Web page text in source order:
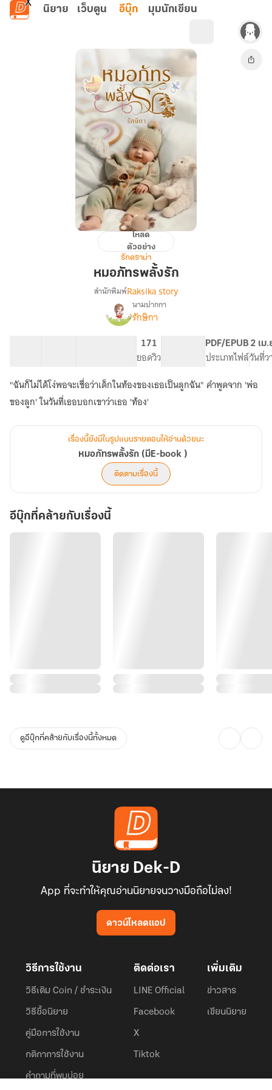
ข้ามไปยังเนื้อหาหลัก
นิยาย เว็บตูน อีบุ๊ก มุมนักเขียน
โหลด
ตัวอย่าง
รักดราม่า
หมอภัทรพลั้งรัก
เรื่อง
หมอ
ภัทร
พลั้ง
รัก
(มีE-
book
)
สำนักพิมพ์Raksika story
นามปากกา
รักษิกา
171
ยอดวิว
PDF/EPUB
ประเภทไฟล์
2 เม
วันที่ว
"ฉันก็ไม่ได้โง่พอจะเชื่อว่าเด็กในท้องของเธอเป็นลูกฉัน" คำพูดจาก 'พ่อ
ของลูก' ในวันที่เธอบอกเขาว่าเธอ 'ท้อง'
เรื่องนี้ยังมีในรูปแบบรายตอนให้อ่านด้วยนะ
หมอภัทรพลั้งรัก (มีE-book )
ติดตามเรื่องนี้
อีบุ๊กที่คล้ายกับเรื่องนี้
ดูอีบุ๊กที่คล้ายกับเรื่องนี้ทั้งหมด
นิยาย Dek-D
App ที่จะทำให้คุณอ่านนิยายจนวางมือถือไม่ลง!
ดาวน์โหลดแอป
วิธีการใช้งาน
วิธีเติม Coin / ชำระเงิน
วิธีซื้อนิยาย
คู่มือการใช้งาน
กติกาการใช้งาน
คำถามที่พบบ่อย
ติดต่อเรา
LINE Official
Facebook
X
Tiktok
เพิ่มเติม
ข่าวสาร
เขียนนิยาย